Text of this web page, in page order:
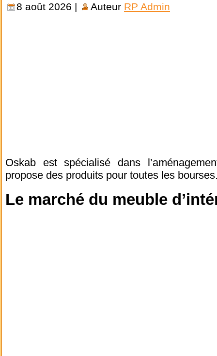
8 août 2026 | Auteur RP Admin
Oskab est spécialisé dans
propose des produits pour toutes les
Le marché du meuble